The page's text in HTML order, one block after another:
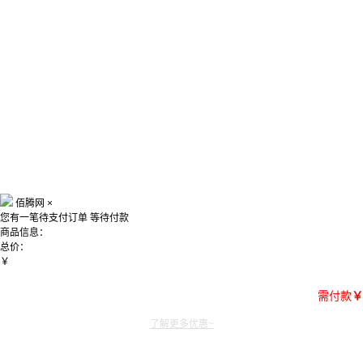
佰腾网 ×
您有一笔待支付订单 等待付款
商品信息：
总价：
￥
需付款￥
了解更多优惠~